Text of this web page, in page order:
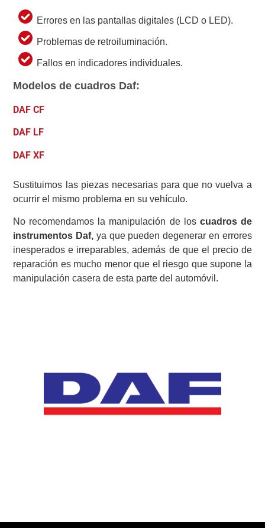
Errores en las pantallas digitales (LCD o LED).
Problemas de retroiluminación.
Fallos en indicadores individuales.
Modelos de cuadros Daf:
DAF CF
DAF LF
DAF XF
Sustituimos las piezas necesarias para que no vuelva a
ocurrir el mismo problema en su vehículo.
No recomendamos la manipulación de los cuadros de
instrumentos Daf, ya que pueden degenerar en errores
inesperados e irreparables, además de que el precio de
reparación es mucho menor que el riesgo que supone la
manipulación casera de esta parte del automóvil.